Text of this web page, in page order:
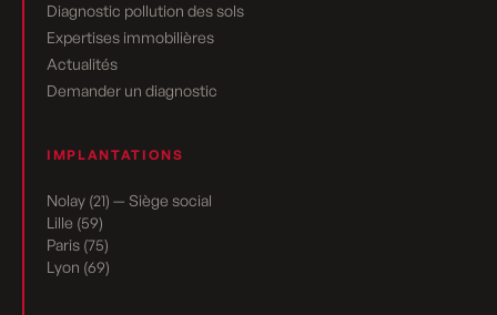
Diagnostic pollution des sols
Expertises immobilières
Actualités
Demander un diagnostic
IMPLANTATIONS
Nolay (21) — Siège social
Lille (59)
Paris (75)
Lyon (69)